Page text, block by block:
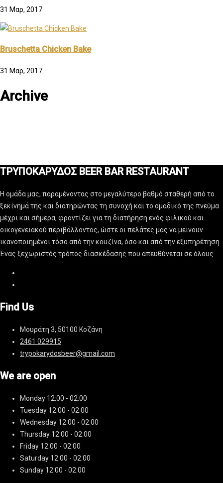
31 Μαρ, 2017
Bruschetta Chicken Bake
31 Μαρ, 2017
Archive
ΤΡΥΠΟΚΑΡΥΔΟΣ BEER BAR RESTAURANT
Η ομάδα μας, παραμένοντας στο μεγαλύτερο βαθμό σταθερή από το
ξεκίνημά της και διατηρώντας τη συνοχή και το ομαδικό της πνεύμα
μέχρι και σήμερα, φροντίζει για τη διατήρηση ενός φιλικού και
οικογενειακού περιβάλλοντος, ώστε οι πελάτες μας να μείνουν
ικανοποιημένοι τόσο από την κουζίνα, όσο και από την εξυπηρέτηση.
Ένας ξεχωριστός τρόπος διασκέδασης που απευθύνεται σε όλους
Find Us
Μουράτη 3, 50100 Κοζάνη
2461 029915
trypokarydosbeer@gmail.com
We are open
Monday 12:00 - 02:00
Tuesday 12:00 - 02:00
Wednesday 12:00 - 02:00
Thursday 12:00 - 02:00
Friday 12:00 - 02:00
Saturday 12:00 - 02:00
Sunday 12:00 - 02:00